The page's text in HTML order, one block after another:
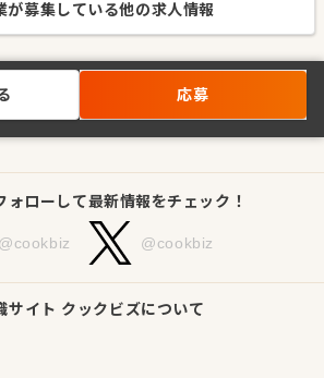
が募集している他の求人情報
応募
ォローして最新情報をチェック！
@cookbiz @cookbiz
サイト クックビズについて